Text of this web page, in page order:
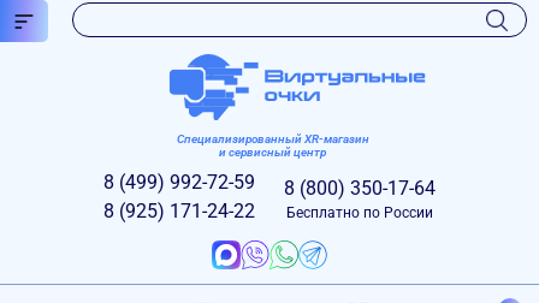
Специализированный XR-магазин
и сервисный центр
8 (499) 992-72-59
8 (925) 171-24-22
8 (800) 350-17-64
Бесплатно по России